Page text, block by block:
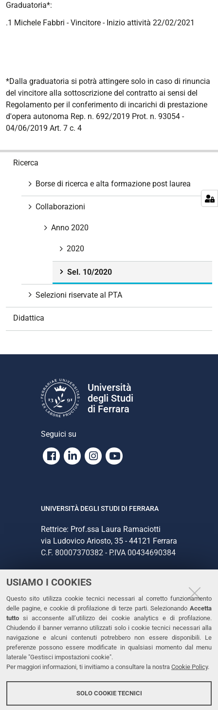
USIAMO I COOKIES
Questo sito utilizza cookie tecnici necessari al corretto funzionamento
delle pagine, e cookie di profilazione di terze parti. Selezionando Accetta
tutto si acconsente all’utilizzo dei cookie analytics e di profilazione.
Chiudendo il banner verranno utilizzati solo i cookie tecnici necessari alla
navigazione e alcuni contenuti potrebbero non essere disponibili. Le
preferenze possono essere modificate in qualsiasi momento dal menu
laterale "Gestisci impostazioni cookie".
Per maggiori informazioni, ti invitiamo a consultare la nostra Cookie Policy.
SOLO COOKIE TECNICI
Graduatoria*:
.1 Michele Fabbri - Vincitore - Inizio attività 22/02/2021
*Dalla graduatoria si potrà attingere solo in caso di rinuncia
del vincitore alla sottoscrizione del contratto ai sensi del
Regolamento per il conferimento di incarichi di prestazione
d'opera autonoma Rep. n. 692/2019 Prot. n. 93054 -
04/06/2019 Art. 7 c. 4
Ricerca
Borse di ricerca e alta formazione post laurea
Collaborazioni
Anno 2020
2020
Sel. 10/2020
Selezioni riservate al PTA
Didattica
Università
degli Studi
di Ferrara
Seguici su
Facebook
LinkedinInstagram
Youtube
UNIVERSITÀ DEGLI STUDI DI FERRARA
Rettrice: Prof.ssa Laura Ramaciotti
via Ludovico Ariosto, 35 - 44121 Ferrara
C.F. 80007370382 - P.IVA 00434690384
CONTATTI
Tel. +39 0532 293111
Fax. +39 0532 293031
PEC
LINKS
Dichiarazione di accessibilità
Protezione dati personali